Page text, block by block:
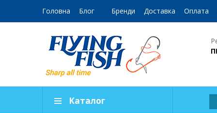
Головна Блог Бренди Доставка Оплата
Каталог